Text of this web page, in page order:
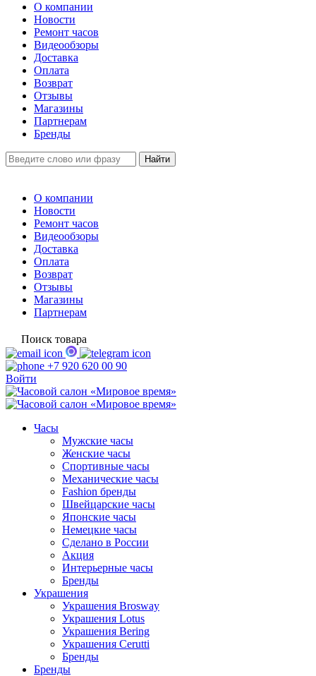
О компании
Новости
Ремонт часов
Видеообзоры
Доставка
Оплата
Возврат
Отзывы
Магазины
Партнерам
Бренды
О компании
Новости
Ремонт часов
Видеообзоры
Доставка
Оплата
Возврат
Отзывы
Магазины
Партнерам
Поиск товара
+7 920 620 00 90
Войти
Часы
Мужские часы
Женские часы
Спортивные часы
Механические часы
Fashion бренды
Швейцарские часы
Японские часы
Немецкие часы
Сделано в России
Акция
Интерьерные часы
Бренды
Украшения
Украшения Brosway
Украшения Lotus
Украшения Bering
Украшения Cerutti
Бренды
Бренды